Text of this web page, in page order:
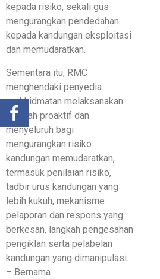
kepada risiko, sekali gus
mengurangkan pendedahan
kepada kandungan eksploitasi
dan memudaratkan.
Sementara itu, RMC
menghendaki penyedia
perkhidmatan melaksanakan
langkah proaktif dan
menyeluruh bagi
mengurangkan risiko
kandungan memudaratkan,
termasuk penilaian risiko,
tadbir urus kandungan yang
lebih kukuh, mekanisme
pelaporan dan respons yang
berkesan, langkah pengesahan
pengiklan serta pelabelan
kandungan yang dimanipulasi.
– Bernama